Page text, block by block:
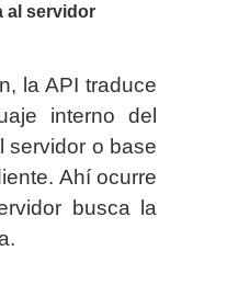
al servidor
la API traduce
interno del
servidor o base
Ahí ocurre
busca la